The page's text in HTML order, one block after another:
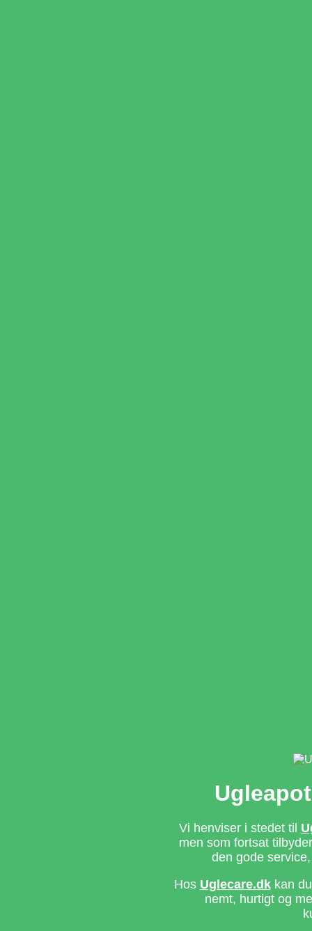
Vi henviser i stedet til
men som fortsat
den gode
Hos Uglecare.dkkan du
nemt, hurtigt og